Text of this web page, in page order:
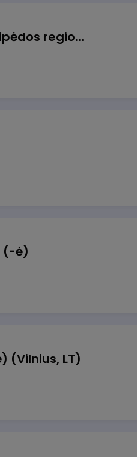
Pagalbinis darbuotojas (-a) Klaipėdos regioninėje kepykloje (indų plovime)
(-ė)
(Vilnius, LT)